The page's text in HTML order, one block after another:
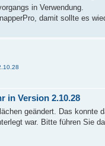
in Verwendung.
damit sollte es
in Version 2.10.28
geändert. Das konnte
war. Bitte führen Sie